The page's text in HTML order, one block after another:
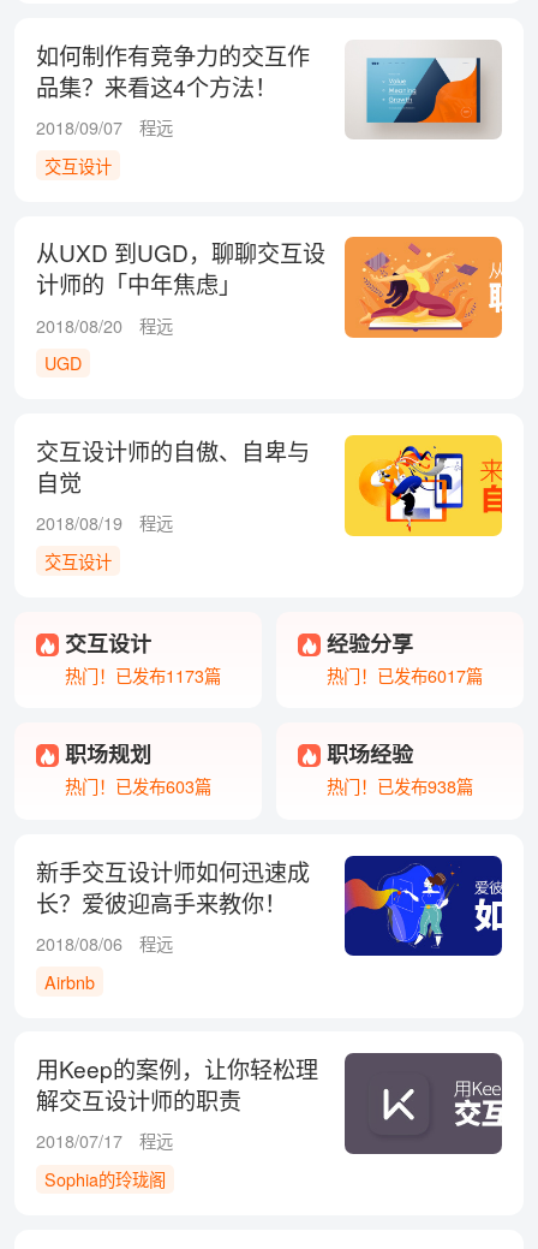
如何制作有竞争力的交互作
品集？来看这4个方法！
2018/09/07
程远
交互设计
从UXD 到UGD，聊聊交互设
计师的「中年焦虑」
2018/08/20
程远
UGD
交互设计师的自傲、自卑与
自觉
2018/08/19
程远
交互设计
交互设计
热门！已发布1173篇
经验分享
热门！已发布6017篇
职场规划
热门！已发布603篇
职场经验
热门！已发布938篇
新手交互设计师如何迅速成
长？爱彼迎高手来教你！
2018/08/06
程远
Airbnb
用Keep的案例，让你轻松理
解交互设计师的职责
2018/07/17
程远
Sophia的玲珑阁